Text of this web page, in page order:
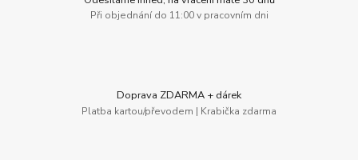
Při objednání do 11:00 v pracovním dni
Doprava ZDARMA + dárek
Platba kartou/převodem | Krabička zdarma